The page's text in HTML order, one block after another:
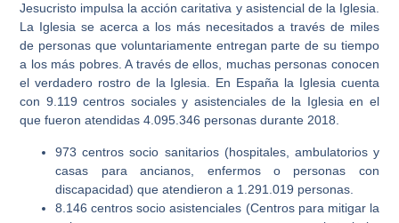
Jesucristo impulsa la acción caritativa y asistencial de la Iglesia.
La Iglesia se acerca a los más necesitados a través de miles
de personas que voluntariamente entregan parte de su tiempo
a los más pobres. A través de ellos, muchas personas conocen
el verdadero rostro de la Iglesia. En España la Iglesia cuenta
con 9.119 centros sociales y asistenciales de la Iglesia en el
que fueron atendidas 4.095.346 personas durante 2018.
973 centros socio sanitarios (hospitales, ambulatorios y
casas para ancianos, enfermos o personas con
discapacidad) que atendieron a 1.291.019 personas.
8.146 centros socio asistenciales (Centros para mitigar la